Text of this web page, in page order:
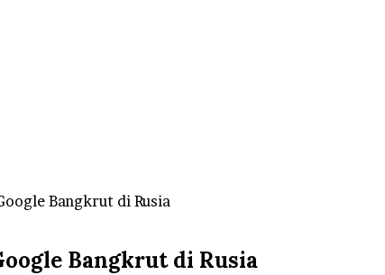
Bangkrut di Rusia
Bangkrut di Rusia